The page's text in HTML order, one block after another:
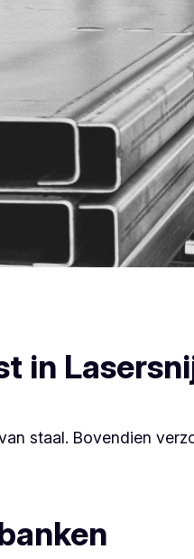
in
staal. Bovendien